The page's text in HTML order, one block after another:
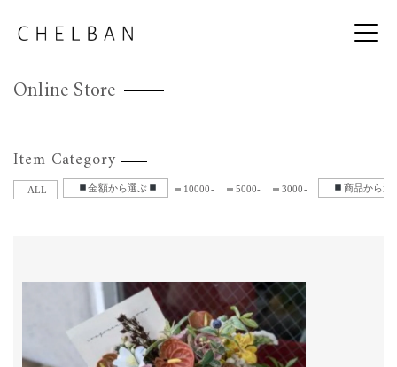
Online Store
Item Category
ALL 金額から選ぶ 10000- 5000- 3000- 商品から選